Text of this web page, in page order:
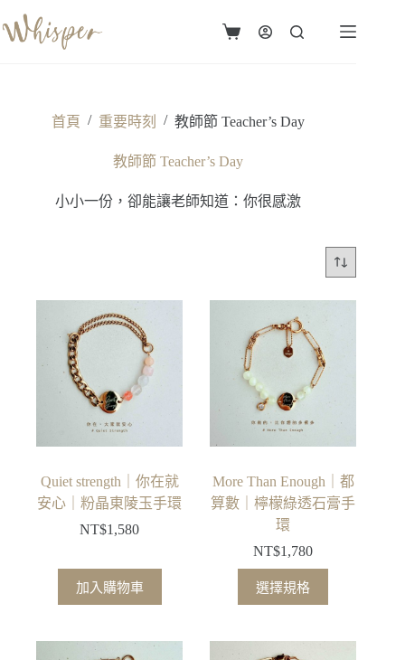
至
購
首頁 / 重要時刻 / 教師節 Teacher’s Day
教師節 Teacher’s Day
小小一份，卻能讓老師知道：你很感激
Quiet strength｜你在就
安心｜粉晶東陵玉手環
NT$1,580
加入購物車
More Than Enough｜都
算數｜檸檬綠透石膏手
環
NT$1,780
選擇規格
此
產
有